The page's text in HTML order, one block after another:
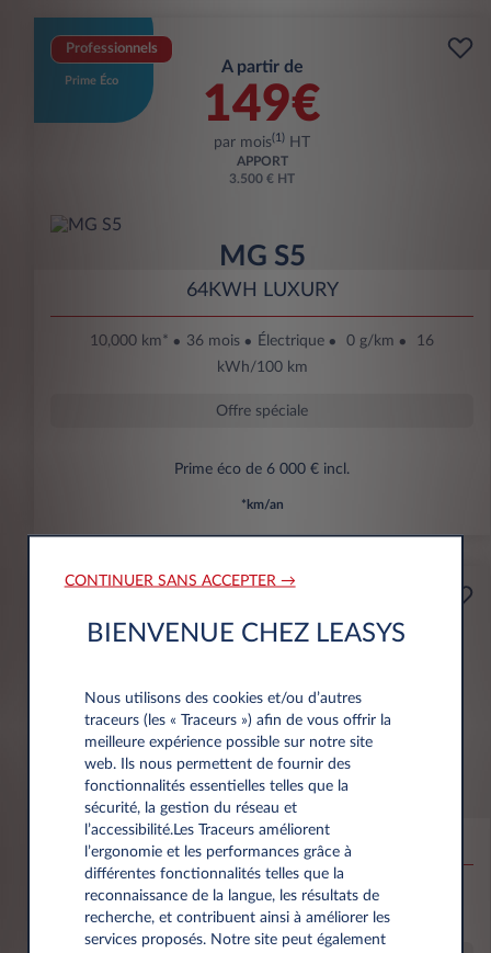
Professionnels
Prime Éco
A partir de
149€
par mois(1) HT
APPORT
3.500 € HT
MG S5
64KWH LUXURY
10,000 km* 36 mois Électrique 0 g/km
16
kWh/100 km
Offre spéciale
Prime éco de 6 000 € incl.
*km/an
Prime Éco 159€
par mois HT
3.500 € HT
Citroën Ë-C3 Aircross
53KWH EXTENDED RANGE MAX
10,000 km* 36 mois Électrique 0 g/km
kWh/100 km
CONTINUER SANS ACCEPTER →
BIENVENUE CHEZ LEASYS
Nous utilisons des cookies et/ou d’autres
traceurs (les « Traceurs ») afin de vous offrir la
meilleure expérience possible sur notre site
web. Ils nous permettent de fournir des
fonctionnalités essentielles telles que la
sécurité, la gestion du réseau et
l’accessibilité.Les Traceurs améliorent
l’ergonomie et les performances grâce à
différentes fonctionnalités telles que la
reconnaissance de la langue, les résultats de
recherche, et contribuent ainsi à améliorer les
services proposés. Notre site peut également